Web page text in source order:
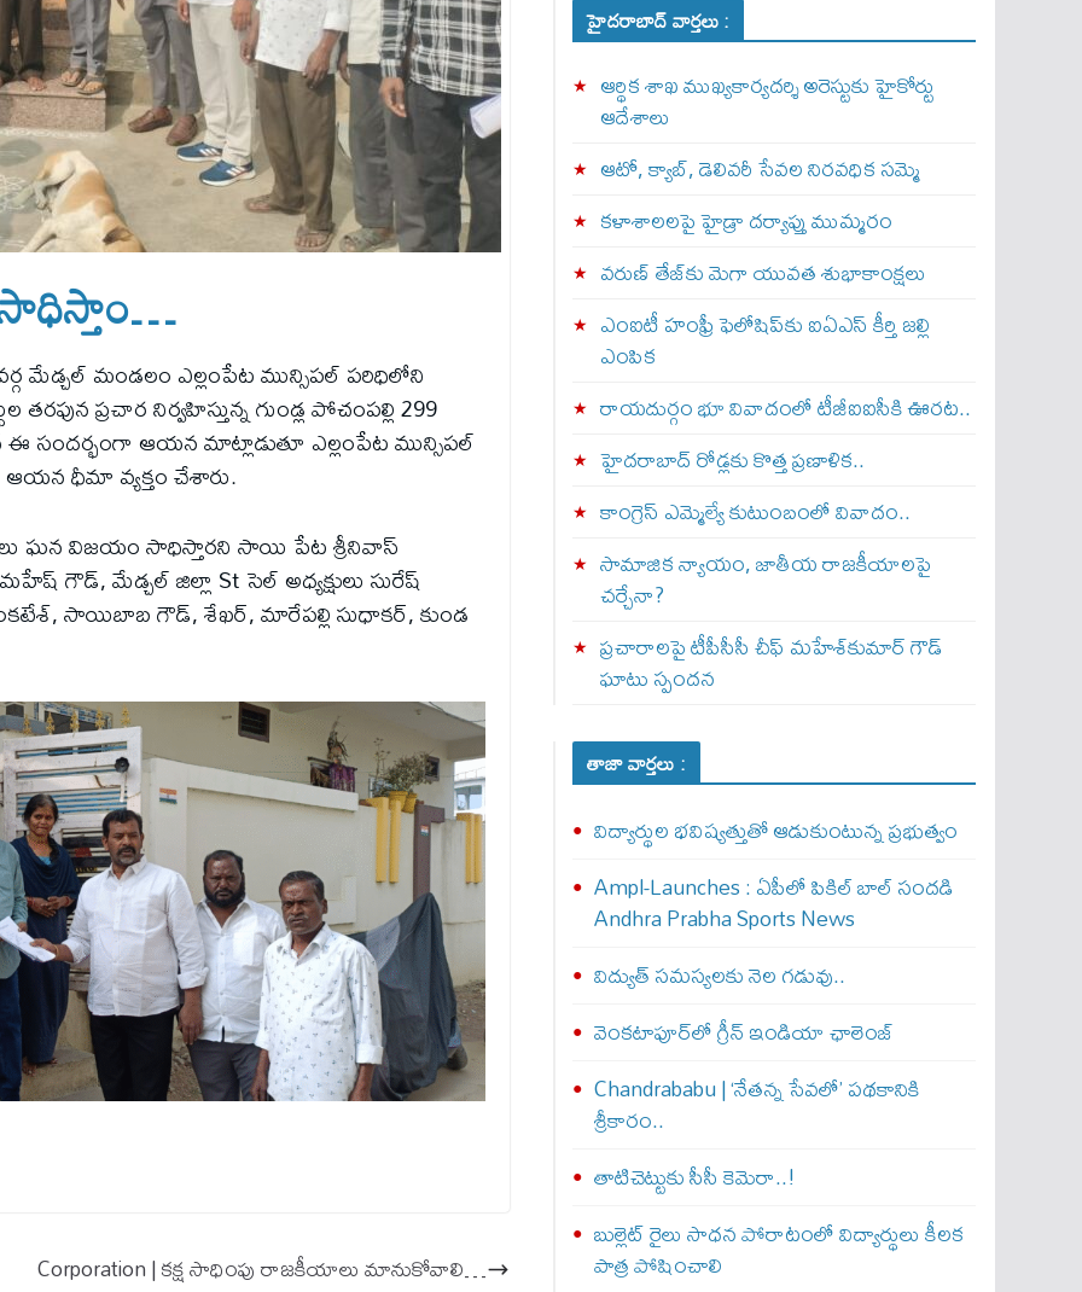
మేడ్చల్ మండలం ఎల్లంపేట మున్సిపల్ పరిధిలోని
ప్రచార నిర్వహిస్తున్న గుండ్ల పోచంపల్లి 299
ఈ సందర్భంగా ఆయన మాట్లాడుతూ ఎల్లంపేట మున్సిపల్
ఆయన ధీమా వ్యక్తం చేశారు.
ఘన విజయం సాధిస్తారని సాయి పేట శ్రీనివాస్
గౌడ్, మేడ్చల్ జిల్లా St సెల్ అధ్యక్షులు సురేష్
సాయిబాబ గౌడ్, శేఖర్, మారేపల్లి సుధాకర్, కుండ
Corporation | కక్ష సాధింపు రాజకీయాలు మానుకోవాలి…
హైదరాబాద్ వార్తలు :
ఆర్థిక శాఖ ముఖ్యకార్యదర్శి అరెస్టుకు హైకోర్టు
ఆదేశాలు
ఆటో, క్యాబ్, డెలివరీ సేవల నిరవధిక సమ్మె
కళాశాలలపై హైడ్రా దర్యాప్తు ముమ్మరం
వరుణ్ తేజ్‌కు మెగా యువత శుభాకాంక్షలు
ఎంఐటీ హంఫ్రీ ఫెలోషిప్‌కు ఐఏఎస్ కీర్తి జల్లి
ఎంపిక
రాయదుర్గం భూ వివాదంలో టీజీఐఐసీకి ఊరట..
హైదరాబాద్ రోడ్లకు కొత్త ప్రణాళిక..
కాంగ్రెస్ ఎమ్మెల్యే కుటుంబంలో వివాదం..
సామాజిక న్యాయం, జాతీయ రాజకీయాలపై
చర్చేనా?
ప్రచారాలపై టీపీసీసీ చీఫ్ మహేశ్‌కుమార్ గౌడ్
ఘాటు స్పందన
తాజా వార్తలు :
విద్యార్థుల భవిష్యత్తుతో ఆడుకుంటున్న ప్రభుత్వం
Ampl-Launches : ఏపీలో పికిల్ బాల్ సంద‌డి
Andhra Prabha Sports News
విద్యుత్ సమస్యలకు నెల గడువు..
వెంకటాపూర్‌లో గ్రీన్ ఇండియా ఛాలెంజ్
Chandrababu | ‘నేతన్న సేవలో’ పథకానికి
శ్రీకారం..
తాటిచెట్టుకు సీసీ కెమెరా..!
బుల్లెట్ రైలు సాధన పోరాటంలో విద్యార్థులు కీలక
పాత్ర పోషించాలి